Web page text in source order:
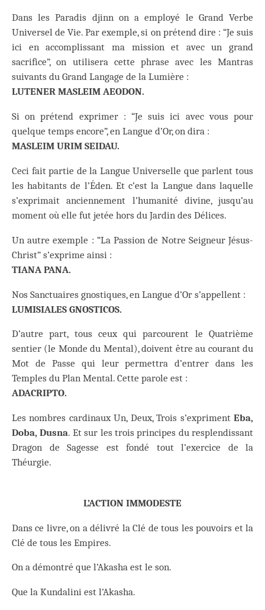
Dans les Paradis djinn on a employé le Grand Verbe
Universel de Vie. Par exemple, si on prétend dire : “Je suis
ici en accomplissant ma mission et avec un grand
sacrifice”, on utilisera cette phrase avec les Mantras
suivants du Grand Langage de la Lumière :
LUTENER MASLEIM AEODON.
Si on prétend exprimer : “Je suis ici avec vous pour
quelque temps encore”, en Langue d’Or, on dira :
MASLEIM URIM SEIDAU.
Ceci fait partie de la Langue Universelle que parlent tous
les habitants de l’Éden. Et c’est la Langue dans laquelle
s’exprimait anciennement l’humanité divine, jusqu’au
moment où elle fut jetée hors du Jardin des Délices.
Un autre exemple : “La Passion de Notre Seigneur Jésus-
Christ” s’exprime ainsi :
TIANA PANA.
Nos Sanctuaires gnostiques, en Langue d’Or s’appellent :
LUMISIALES GNOSTICOS.
D’autre part, tous ceux qui parcourent le Quatrième
sentier (le Monde du Mental), doivent être au courant du
Mot de Passe qui leur permettra d’entrer dans les
Temples du Plan Mental. Cette parole est :
ADACRIPTO.
Les nombres cardinaux Un, Deux, Trois s’expriment Eba,
Doba, Dusna. Et sur les trois principes du resplendissant
Dragon de Sagesse est fondé tout l’exercice de la
Théurgie.
L’ACTION IMMODESTE
Dans ce livre, on a délivré la Clé de tous les pouvoirs et la
Clé de tous les Empires.
On a démontré que l’Akasha est le son.
Que la Kundalini est l’Akasha.